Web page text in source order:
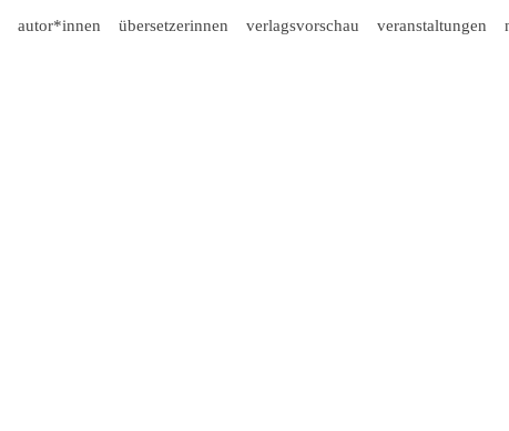
autor*innen übersetzerinnen verlagsvorschau veranstaltungen